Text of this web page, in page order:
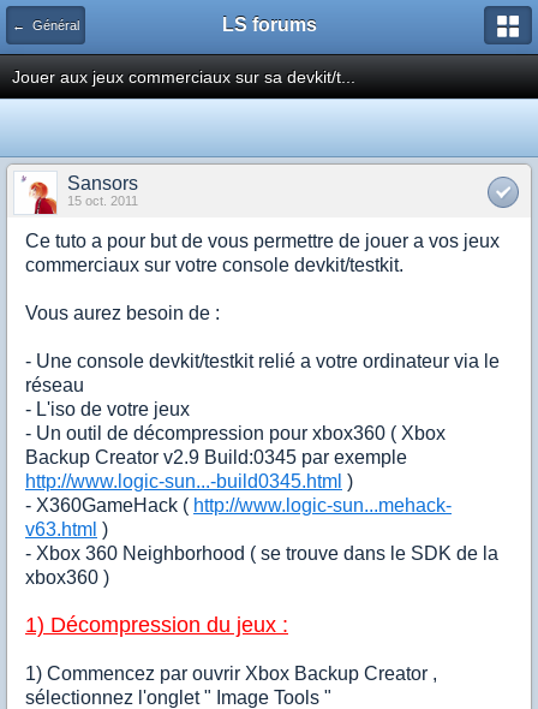
← Général LS forums
Jouer aux jeux commerciaux sur sa devkit/t...
Sansors
15 oct. 2011
Ce tuto a pour but de vous permettre de jouer a vos jeux
commerciaux sur votre console devkit/testkit.
Vous aurez besoin de :
- Une console devkit/testkit relié a votre ordinateur via le
réseau
- L'iso de votre jeux
- Un outil de décompression pour xbox360 ( Xbox
Backup Creator v2.9 Build:0345 par exemple
http://www.logic-sun...-build0345.html )
- X360GameHack ( http://www.logic-sun...mehack-
v63.html )
- Xbox 360 Neighborhood ( se trouve dans le SDK de la
xbox360 )
1) Décompression du jeux :
1) Commencez par ouvrir Xbox Backup Creator ,
sélectionnez l'onglet " Image Tools "